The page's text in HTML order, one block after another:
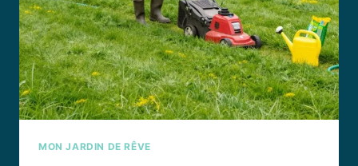
DEMANDENT
(PRESQUE)
AUCUN
ENTRETIEN
MON JARDIN DE RÊVE